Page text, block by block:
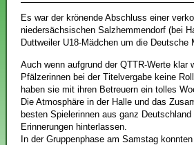
Es war der krönende Abschluss einer
niedersächsischen Salzhemmendorf (bei
Duttweiler U18-Mädchen um die Deutsche
Auch wenn aufgrund der QTTR-Werte klar
Pfälzerinnen bei der Titelvergabe keine
haben sie mit ihren Betreuern ein tolles
Die Atmosphäre in der Halle und das
besten Spielerinnen aus ganz Deutschland
Erinnerungen hinterlassen.
In der Gruppenphase am Samstag